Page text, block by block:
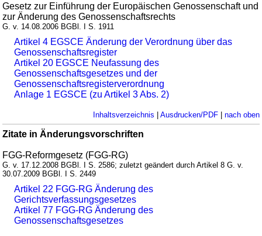
Gesetz zur Einführung der Europäischen Genossenschaft und
zur Änderung des Genossenschaftsrechts
G. v. 14.08.2006 BGBl. I S. 1911
Artikel 4 EGSCE Änderung der Verordnung über das
Genossenschaftsregister
Artikel 20 EGSCE Neufassung des
Genossenschaftsgesetzes und der
Genossenschaftsregisterverordnung
Anlage 1 EGSCE (zu Artikel 3 Abs. 2)
Inhaltsverzeichnis | Ausdrucken/PDF| nach oben
Zitate in Änderungsvorschriften
FGG-Reformgesetz (FGG-RG)
G. v. 17.12.2008 BGBl. I S. 2586; zuletzt geändert durch Artikel 8 G. v.
30.07.2009 BGBl. I S. 2449
Artikel 22 FGG-RG Änderung des
Gerichtsverfassungsgesetzes
Artikel 77 FGG-RG Änderung des
Genossenschaftsgesetzes